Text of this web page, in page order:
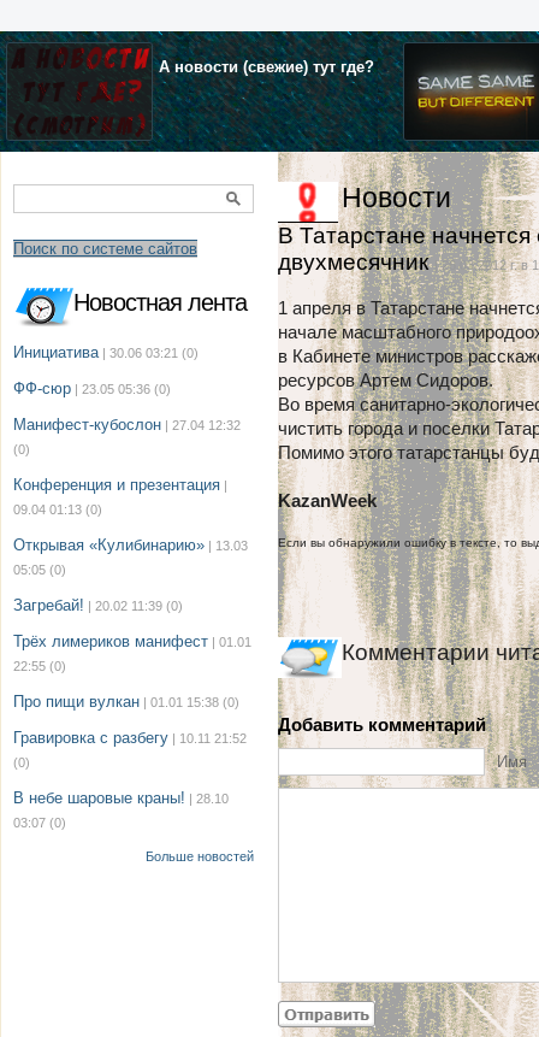
А новости (свежие) тут где?
Поиск по системе сайтов
Новостная лента
Инициатива | 30.06 03:21 (0)
ФФ-сюр | 23.05 05:36 (0)
Манифест-кубослон | 27.04 12:32
(0)
Конференция и презентация |
09.04 01:13 (0)
Открывая «Кулибинарию» | 13.03
05:05 (0)
Загребай! | 20.02 11:39 (0)
Трёх лимериков манифест | 01.01
22:55 (0)
Про пищи вулкан | 01.01 15:38 (0)
Гравировка с разбегу | 10.11 21:52
(0)
В небе шаровые краны! | 28.10
03:07 (0)
Больше новостей
Новости
В Татарстане начнется
двухмесячник| 26.03.2012 г. в
1 апреля в Татарстане
начале масштабного
в Кабинете министров
ресурсов Артем Сидоров.
Во время санитарно-
чистить города и поселки
Помимо этого татарстанцы
KazanWeek
Если вы обнаружили ошибку в тексте, то
Комментарии
Добавить комментарий
Имя